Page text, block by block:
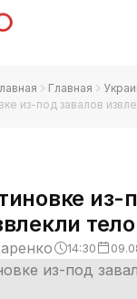
Главная
из-под завалов
из-
14:30